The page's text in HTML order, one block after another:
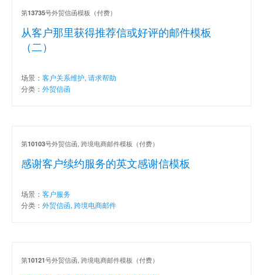
从客户那里获得推荐信或好评的邮件模板
（二）
第13735号外贸信函模板（付费）
场景： 客户关系维护, 请求帮助
分类： 外贸信函
感谢客户续约服务的英文感谢信模板
第10103号外贸信函, 跨境电商邮件模板（付费）
场景： 客户服务
分类： 外贸信函, 跨境电商邮件
第10121号外贸信函, 跨境电商邮件模板（付费）